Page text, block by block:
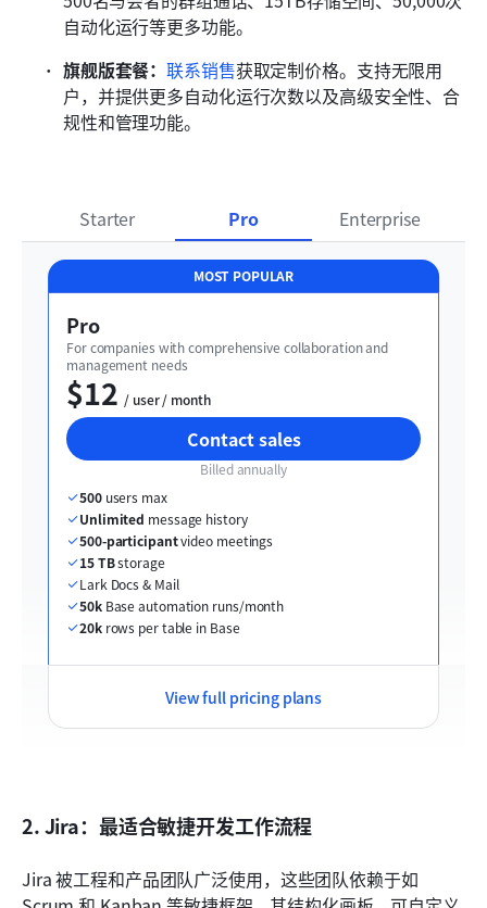
自动化运行等更多功能。
旗舰版套餐：联系销售获取定制价格。支持无限用
户，并提供更多自动化运行次数以及高级安全性、合
规性和管理功能。
Starter Pro Enterprise
MOST POPULAR
Pro
For companies with comprehensive collaboration and
management needs
$12
  / user / month
Contact sales
Billed annually
500 users max
Unlimited message history
500-participant video meetings
15 TB storage
Lark Docs & Mail
50k Base automation runs/month
20k rows per table in Base
View full pricing plans
2. Jira：最适合敏捷开发工作流程
Jira 被工程和产品团队广泛使用，这些团队依赖于如